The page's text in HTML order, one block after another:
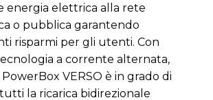
energia elettrica alla rete
o pubblica garantendo
risparmi per gli utenti. Con
a corrente alternata,
VERSO è in grado di
la ricarica bidirezionale